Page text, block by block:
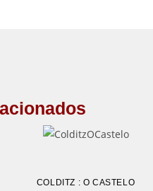
COLDITZ : O CASTELO